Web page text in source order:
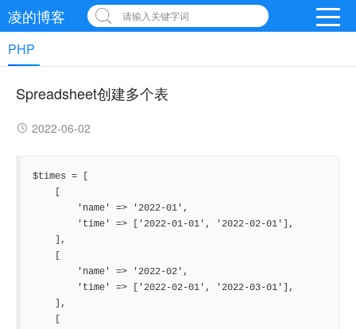
凌的博客 请输入关键字词
PHP
Spreadsheet创建多个表
2022-06-02
$times = [
'name' => '2022-01',
'time' => ['2022-01-01', '2022-02-01'],
],
'name' => '2022-02',
'time' => ['2022-02-01', '2022-03-01'],
],